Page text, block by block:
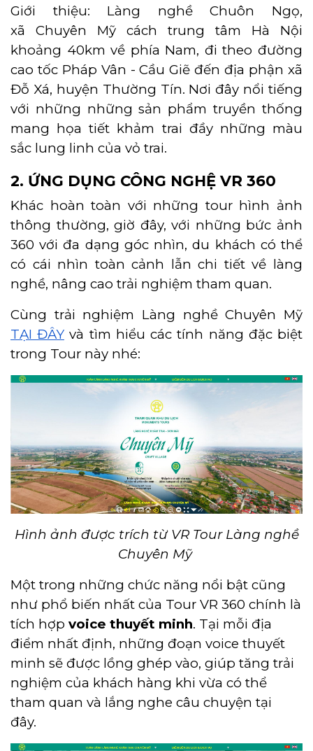
Giới thiệu: Làng nghề Chuôn Ngọ,
xã Chuyên Mỹ cách trung tâm Hà Nội
khoảng 40km về phía Nam, đi theo đường
cao tốc Pháp Vân - Cầu Giẽ đến địa phận xã
Đỗ Xá, huyện Thường Tín. Nơi đây nổi tiếng
với những những sản phẩm truyền thống
mang họa tiết khảm trai đầy những màu
sắc lung linh của vỏ trai.
2. ỨNG DỤNG CÔNG NGHỆ VR 360
Khác hoàn toàn với những tour hình ảnh
thông thường, giờ đây, với những bức ảnh
360 với đa dạng góc nhìn, du khách có thể
có cái nhìn toàn cảnh lẫn chi tiết về làng
nghề, nâng cao trải nghiệm tham quan.
Cùng trải nghiệm Làng nghề Chuyên Mỹ
TẠI ĐÂY và tìm hiểu các tính năng đặc biệt
trong Tour này nhé:
Hình ảnh được trích từ VR Tour Làng nghề
Chuyên Mỹ
Một trong những chức năng nổi bật cũng
như phổ biến nhất của Tour VR 360 chính là
tích hợp voice thuyết minh. Tại mỗi địa
điểm nhất định, những đoạn voice thuyết
minh sẽ được lồng ghép vào, giúp tăng trải
nghiệm của khách hàng khi vừa có thể
tham quan và lắng nghe câu chuyện tại
đây.